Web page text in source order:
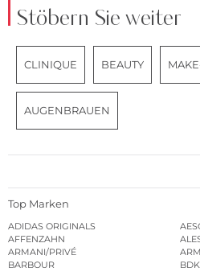
Stöbern Sie weiter
CLINIQUE BEAUTY
AUGENBRAUEN
Top Marken
ADIDAS ORIGINALS
AFFENZAHN
ARMANI/PRIVÉ
BARBOUR
BDK